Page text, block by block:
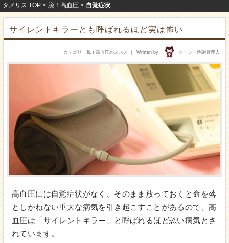
タメリス TOP 脱！高血圧 自覚症状
サイレントキラーとも呼ばれるほど実は怖い
Written by マーシー@副管理人
カテゴリ 脱！高血圧のススメ
高血圧には自覚症状がなく、そのまま放っておくと命を落
としかねない重大な病気を引き起こすことがあるので、高
血圧は「サイレントキラー」と呼ばれるほど恐い病気とさ
れています。